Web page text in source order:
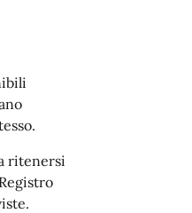
ritenersi